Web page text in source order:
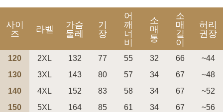
사이
즈
라벨
가슴
둘레
기
장
어
깨
너
비
소
매
통
소
매
길
이
허리
권장
120 2XL 132 77 55 32 66
~44
130
3XL 143 80 57 34 67
~48
140
4XL 152 83 58 34 67
~52
150
5XL 164 85 61 34 67 ~56